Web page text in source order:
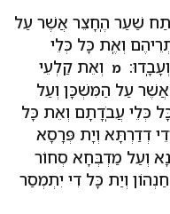
שַׁעַר הֶֽחָצֵר אֲשֶׁר עַל
וְאֶֽת כָּל כְּלֵי
מ וְאֵת קַלְעֵי
עַל הַמִּשְׁכָּן וְעַל
כְּלֵי עֲבֹֽדָתָם וְאֵת כָּל
דְדַרְתָּא וְיָת פְּרָסָא
וְעַל מַדְבְּחָא סְחוֹר
וְיַת כָּל דִי יִתְמְסַר